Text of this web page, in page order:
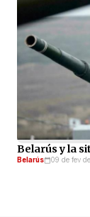
Belarús y la
Belarús 09 de fev